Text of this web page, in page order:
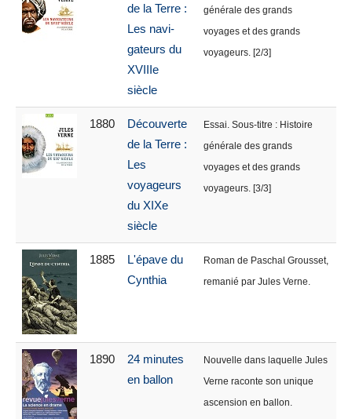
de la Terre :
Les navi-
gateurs du
XVIIIe
siècle
générale des grands
voyages et des grands
voyageurs. [2/3]
1880
Découverte
de la Terre :
Les
voyageurs
du XIXe
siècle
Essai. Sous-titre : Histoire
générale des grands
voyages et des grands
voyageurs. [3/3]
1885
L'épave du
Cynthia
Roman de Paschal Grousset,
remanié par Jules Verne.
1890
24 minutes
en ballon
Nouvelle dans laquelle Jules
Verne raconte son unique
ascension en ballon.